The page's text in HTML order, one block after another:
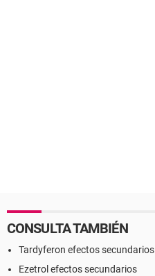
CONSULTA TAMBIÉN
Tardyferon efectos secundarios
Ezetrol efectos secundarios